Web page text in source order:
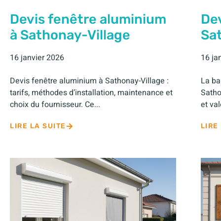
Devis fenêtre aluminium
à Sathonay-Village
16 janvier 2026
Devis fenêtre aluminium à Sathonay-Village :
tarifs, méthodes d’installation, maintenance et
choix du fournisseur. Ce...
LIRE LA SUITE
16
La
et
LIRE